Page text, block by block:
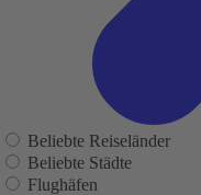
Beliebte Reiseländer
Beliebte Städte
Flughäfen